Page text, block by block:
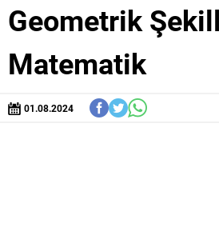
Geometrik
Matematik
01.08.2024